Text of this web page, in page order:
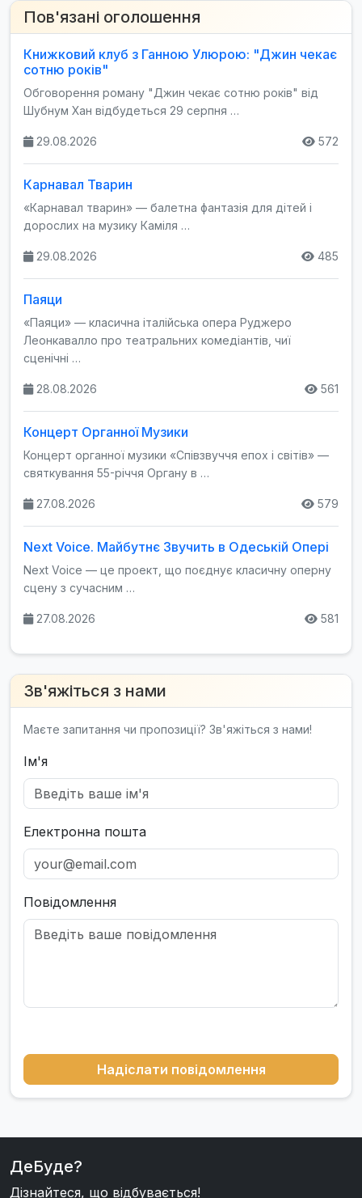
Пов'язані оголошення
Книжковий клуб з Ганною Улюрою: "Джин чекає
сотню років"
Обговорення роману "Джин чекає сотню років" від
Шубнум Хан відбудеться 29 серпня …
29.08.2026 572
Карнавал Тварин
«Карнавал тварин» — балетна фантазія для дітей і
дорослих на музику Каміля …
29.08.2026 485
Паяци
«Паяци» — класична італійська опера Руджеро
Леонкавалло про театральних комедіантів, чиї
сценічні …
28.08.2026 561
Концерт Органної Музики
Концерт органної музики «Співзвуччя епох і світів» —
святкування 55-річчя Органу в …
27.08.2026 579
Next Voice. Майбутнє Звучить в Одеській Опері
Next Voice — це проект, що поєднує класичну оперну
сцену з сучасним …
27.08.2026 581
Зв'яжіться з нами
Маєте запитання чи пропозиції? Зв'яжіться з нами!
Ім'я
Електронна пошта
Повідомлення
Надіслати повідомлення
ДеБуде?
Дізнайтеся, що відбувається!